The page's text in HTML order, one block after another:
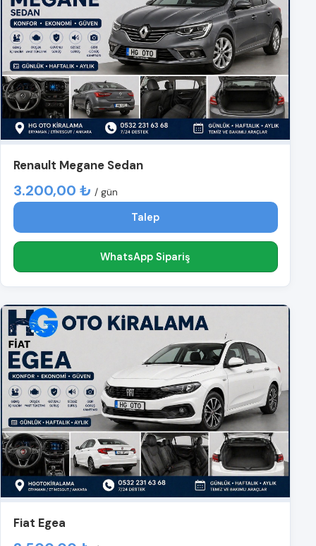
Renault Megane Sedan
3.200,00 ₺ / gün
Talep
WhatsApp Sipariş
Fiat Egea